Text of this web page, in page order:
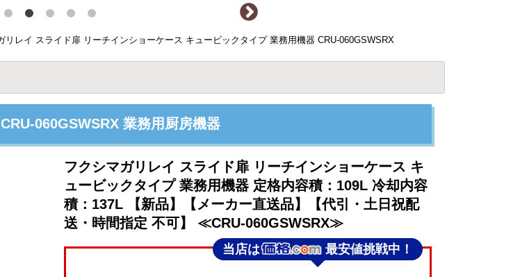
リレイ スライド扉 リーチインショーケース キュービックタイプ 業務用機器 CRU-060GSWSRX
060GSWSRX 業務用厨房機器
フクシマガリレイ スライド扉 リーチインショーケース キ
ュービックタイプ 業務用機器 定格内容積：109L 冷却内容
積：137L 【新品】【メーカー直送品】【代引・土日祝配
送・時間指定 不可】 ≪CRU-060GSWSRX≫
当店は 最安値挑戦中！